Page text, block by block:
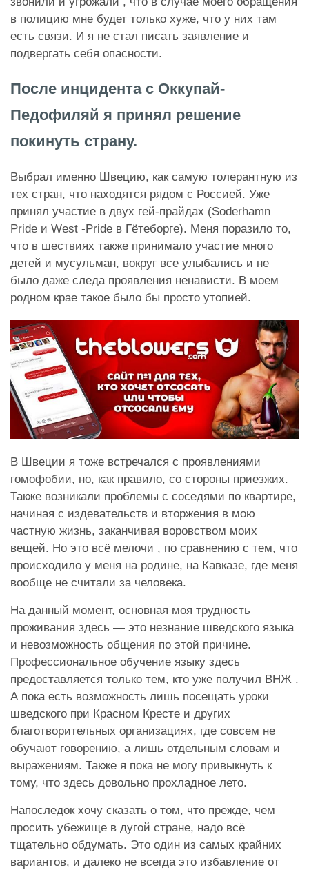
в полицию мне будет только хуже, что у них там
есть связи. И я не стал писать заявление и
подвергать себя опасности.
После инцидента c Оккупай-
Педофиляй я принял решение
покинуть страну.
Выбрал именно Швецию, как самую толерантную из
тех стран, что находятся рядом с Россией. Уже
принял участие в двух гей-прайдах (Soderhamn
Pride и West -Pride в Гётеборге). Меня поразило то,
что в шествиях также принимало участие много
детей и мусульман, вокруг все улыбались и не
было даже следа проявления ненависти. В моем
родном крае такое было бы просто утопией.
В Швеции я тоже встречался с проявлениями
гомофобии, но, как правило, со стороны приезжих.
Также возникали проблемы с соседями по квартире,
начиная с издевательств и вторжения в мою
частную жизнь, заканчивая воровством моих
вещей. Но это всё мелочи , по сравнению с тем, что
происходило у меня на родине, на Кавказе, где меня
вообще не считали за человека.
На данный момент, основная моя трудность
проживания здесь — это незнание шведского языка
и невозможность общения по этой причине.
Профессиональное обучение языку здесь
предоставляется только тем, кто уже получил ВНЖ .
А пока есть возможность лишь посещать уроки
шведского при Красном Кресте и других
благотворительных организациях, где совсем не
обучают говорению, а лишь отдельным словам и
выражениям. Также я пока не могу привыкнуть к
тому, что здесь довольно прохладное лето.
Напоследок хочу сказать о том, что прежде, чем
просить убежище в дугой стране, надо всё
тщательно обдумать. Это один из самых крайних
вариантов, и далеко не всегда это избавление от